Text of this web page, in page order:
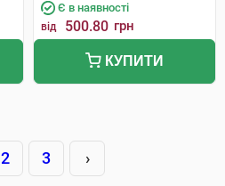
Є в наявності
від 500.80 грн
КУПИТИ
2 3 ›